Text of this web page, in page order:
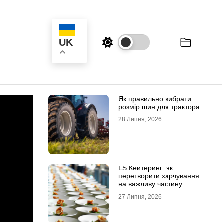
UK
Як правильно вибрати
розмір шин для трактора
28 Липня, 2026
LS Кейтеринг: як
перетворити харчування
на важливу частину
27 Липня, 2026